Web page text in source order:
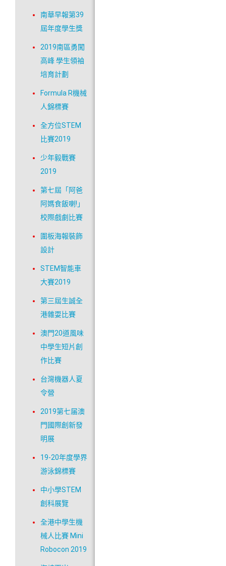
南華早報第39
屆年度學生獎
2019南區勇闖
高峰 學生領袖
培育計劃
Formula R機械
人錦標賽
全方位STEM
比賽2019
少年毅戰賽
2019
第七屆「阿爸
阿媽食飯喇!」
校際戲劇比賽
圍板海報裝飾
設計
STEM智能車
大賽2019
第三屆生誠全
港雜耍比賽
澳門20道風味
中學生短片創
作比賽
台灣機器人夏
令營
2019第七届澳
門國際創新發
明展
19-20年度學界
游泳錦標賽
中小學STEM
創科展覽
全港中學生機
械人比賽 Mini
Robocon 2019